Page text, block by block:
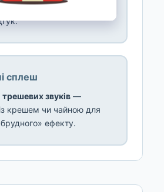
і прикрас. Дуже
сплеш
трешевих звуків —
крешем чи чайною для
ефекту.